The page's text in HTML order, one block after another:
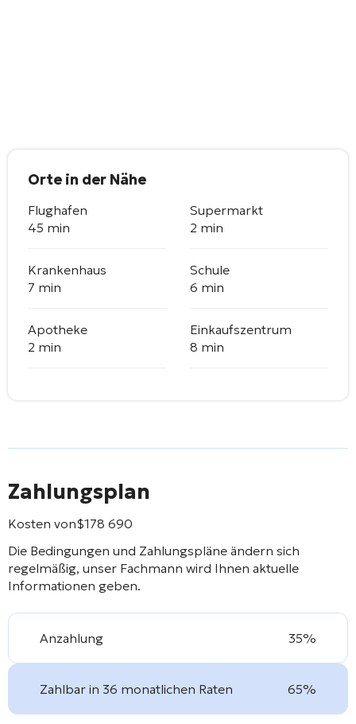
Orte in der Nähe
Flughafen
45 min
Supermarkt
2 min
Krankenhaus
7 min
Schule
6 min
Apotheke
2 min
Einkaufszentrum
8 min
Zahlungsplan
Kosten von$178 690
Die Bedingungen und Zahlungspläne ändern sich
regelmäßig, unser Fachmann wird Ihnen aktuelle
Informationen geben.
Anzahlung 35%
Zahlbar in 36 monatlichen Raten 65%